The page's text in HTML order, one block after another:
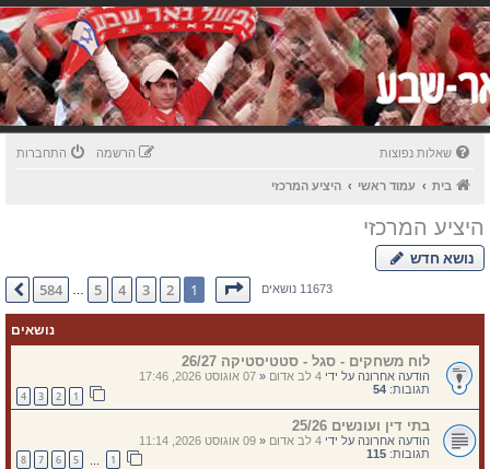
שאלות נפוצות התחברות הרשמה
בית עמוד ראשי היציע המרכזי
היציע המרכזי
נושא חדש
11673 נושאיםדף1מתוך 584
1
2
3
4
5
584 הבא
נושאים
לוח משחקים - סגל - סטטיסטיקה 26/27
הודעה אחרונה על ידי 4 לב אדום «07 אוגוסט 2026, 17:46
תגובות: 54
2
3
4
בתי דין ועונשים 25/26
הודעה אחרונה על ידי 4 לב אדום «09 אוגוסט 2026, 11:14
תגובות: 115
5
6
7
8